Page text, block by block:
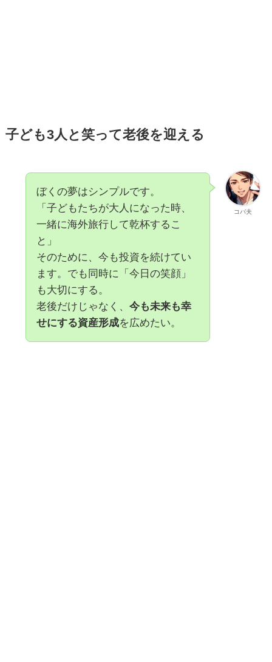
子ども3人と笑って老後を迎える
コバ夫
ぼくの夢はシンプルです。
「子どもたちが大人になった時、
一緒に海外旅行して乾杯するこ
と」
そのために、今も投資を続けてい
ます。でも同時に「今日の笑顔」
も大切にする。
老後だけじゃなく、 今も未来も幸
せにする資産形成を広めたい。